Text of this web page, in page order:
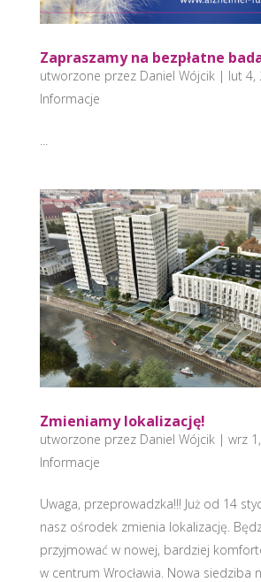
Zapraszamy na bezpłatne
utworzone przez Daniel Wójcik| lut 4,
Informacje
...
Zmieniamy lokalizację!
utworzone przez Daniel Wójcik| wrz
Informacje
Uwaga, przeprowadzka!!! Już od 14
nasz ośrodek zmienia lokalizację.
przyjmować w nowej, bardziej
w centrum Wrocławia. Nowa siedziba